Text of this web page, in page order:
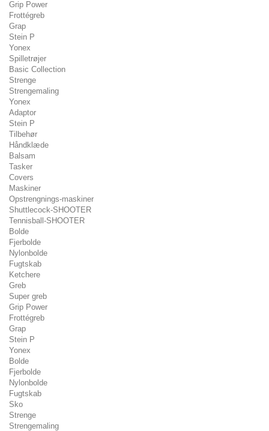
Grip Power
Frottégreb
Grap
Stein P
Yonex
Spilletrøjer
Basic Collection
Strenge
Strengemaling
Yonex
Adaptor
Stein P
Tilbehør
Håndklæde
Balsam
Tasker
Covers
Maskiner
Opstrengnings-maskiner
Shuttlecock-SHOOTER
Tennisball-SHOOTER
Bolde
Fjerbolde
Nylonbolde
Fugtskab
Ketchere
Greb
Super greb
Grip Power
Frottégreb
Grap
Stein P
Yonex
Bolde
Fjerbolde
Nylonbolde
Fugtskab
Sko
Strenge
Strengemaling